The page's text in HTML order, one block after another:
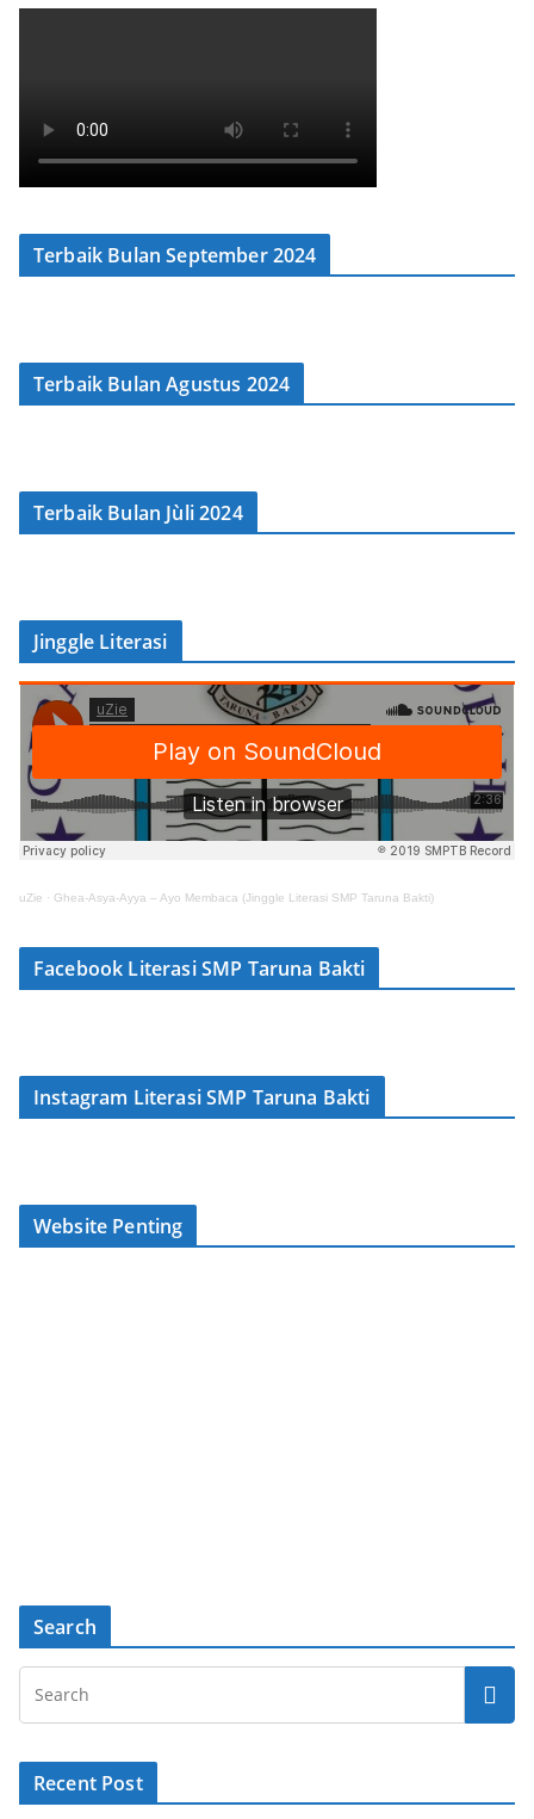
Terbaik Bulan September 2024
Terbaik Bulan Agustus 2024
Terbaik Bulan Jùli 2024
Jinggle Literasi
uZie · Ghea-Asya-Ayya – Ayo Membaca (Jinggle Literasi SMP Taruna Bakti)
Facebook Literasi SMP Taruna Bakti
Instagram Literasi SMP Taruna Bakti
Website Penting
Search
Recent Post